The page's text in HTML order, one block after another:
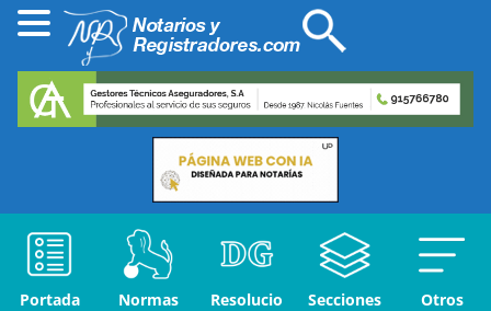
Portada Normas
Resolucio
Secciones Otros